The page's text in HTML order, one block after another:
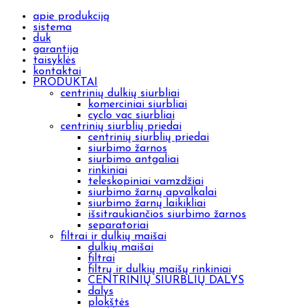
apie produkciją
sistema
duk
garantija
taisyklės
kontaktai
PRODUKTAI
centrinių dulkių siurbliai
komerciniai siurbliai
cyclo vac siurbliai
centrinių siurblių priedai
centrinių siurblių priedai
siurbimo žarnos
siurbimo antgaliai
rinkiniai
teleskopiniai vamzdžiai
siurbimo žarnų apvalkalai
siurbimo žarnų laikikliai
išsitraukiančios siurbimo žarnos
separatoriai
filtrai ir dulkių maišai
dulkių maišai
filtrai
filtrų ir dulkių maišų rinkiniai
CENTRINIŲ SIURBLIŲ DALYS
dalys
plokštės